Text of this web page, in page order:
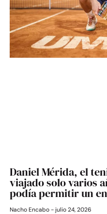
Daniel Mérida, el
viajado solo varios
podía permitir un
Nacho Encabo julio 24, 2026